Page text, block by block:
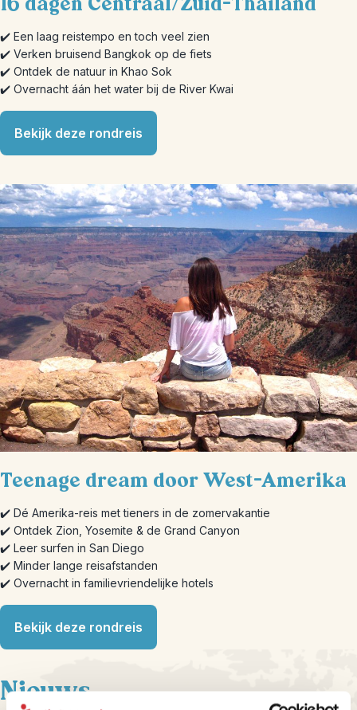
✔️ Een laag reistempo en toch veel zien
✔️ Verken bruisend Bangkok op de fiets
✔️ Ontdek de natuur in Khao Sok
✔️ Overnacht áán het water bij de River Kwai
Bekijk deze rondreis
Teenage dream door West-Amerika
✔️ Dé Amerika-reis met tieners in de zomervakantie
✔️ Ontdek Zion, Yosemite & de Grand Canyon
✔️ Leer surfen in San Diego
✔️ Minder lange reisafstanden
✔️ Overnacht in familievriendelijke hotels
Bekijk deze rondreis
Nieuws